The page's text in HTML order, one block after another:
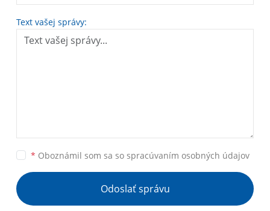
Text vašej správy:
* Oboznámil som sa so spracúvaním osobných údajov
Odoslať správu